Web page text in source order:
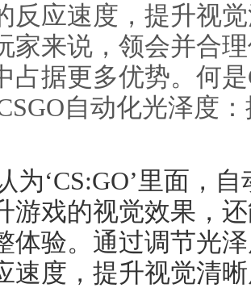
反应速度，提升视
家来说，领会并合
占据更多优势。何
自动化光泽度
为‘CS:GO’里面，
游戏的视觉效果，
体验。通过调节光
速度，提升视觉清